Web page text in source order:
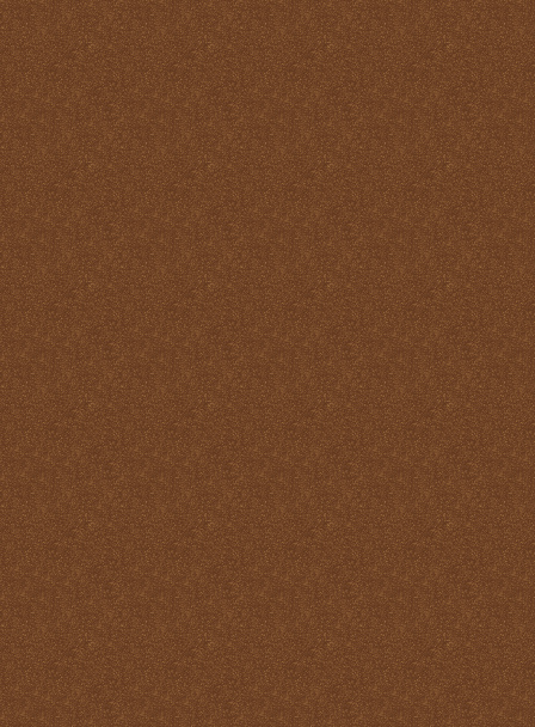
Por Cristo con Él y en Él
Preparación para la Santa
Misa
Real y verdadera presencia
de Jesús en la Eucaristía
remotepost@sancta-missa-
cotidiana.org
Reparación
Ser Eucaristía
Sin etiqueta
Transubstanciación
Un milagro de amor